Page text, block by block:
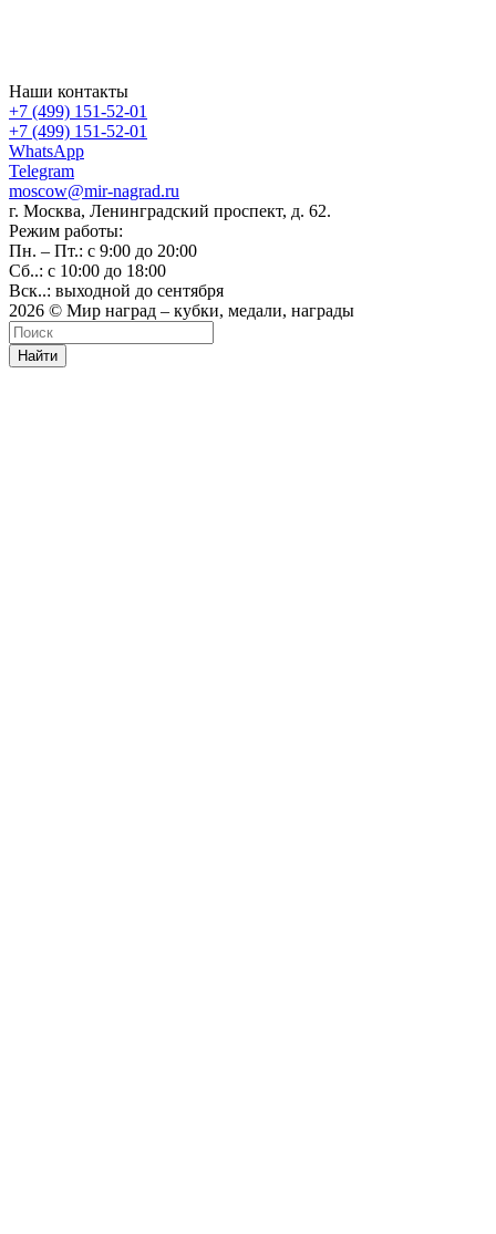
Наши контакты
+7 (499) 151-52-01
+7 (499) 151-52-01
WhatsApp
Telegram
moscow@mir-nagrad.ru
г. Москва, Ленинградский проспект, д. 62.
Режим работы:
Пн. – Пт.: с 9:00 до 20:00
Сб..: с 10:00 до 18:00
Вск..: выходной до сентября
2026 © Мир наград – кубки, медали, награды
Найти